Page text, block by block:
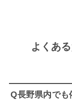
よくあ
Q長野県内でも